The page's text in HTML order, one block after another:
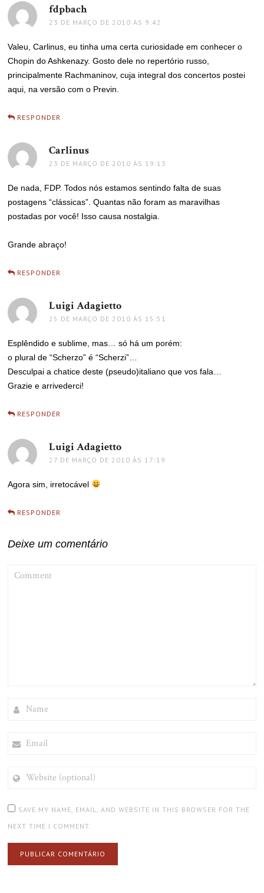
fdpbachdisse:
23 DE MARÇO DE 2010 ÀS 9:42
Valeu, Carlinus, eu tinha uma certa curiosidade em conhecer o
Chopin do Ashkenazy. Gosto dele no repertório russo,
principalmente Rachmaninov, cuja integral dos concertos postei
aqui, na versão com o Previn.
RESPONDER
Carlinus
23 DE MARÇO DE 2010 ÀS 19:13
De nada, FDP. Todos nós estamos sentindo falta de suas
postagens “clássicas”. Quantas não foram as maravilhas
postadas por você! Isso causa nostalgia.
Grande abraço!
RESPONDER
Luigi Adagietto
25 DE MARÇO DE 2010 ÀS 15:51
Esplêndido e sublime, mas… só há um porém:
o plural de “Scherzo” é “Scherzi”…
Desculpai a chatice deste (pseudo)italiano que vos fala…
Grazie e arrivederci!
RESPONDER
Luigi Adagietto
27 DE MARÇO DE 2010 ÀS 17:19
Agora sim, irretocável
RESPONDER
Deixe um comentário
(OPTIONAL)
SAVE MY NAME, EMAIL, AND WEBSITE IN THIS BROWSER FOR THE
NEXT TIME I COMMENT.